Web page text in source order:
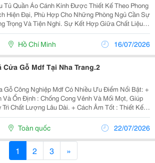
Tủ Quần Áo Cánh Kính Được Thiết Kế Theo Phong
Hiện Đại, Phù Hợp Cho Những Phòng Ngủ Cần Sự
Trọng Và Tiện Nghi. Sự Kết Hợp Giữa Chất Liệu
Nghiệp Mdf Phủ Melamine, Cánh Kính Khung
Và Hệ Đèn Led Giúp Tổng Thể Tủ Trở Nên Nổi...
Hồ Chí Minh 16/07/2026
Cửa Gỗ Mdf Tại Nha Trang.2
Gỗ Công Nghiệp Mdf Có Nhiều Ưu Điểm Nổi Bật: +
Và Ổn Định : Chống Cong Vênh Và Mối Mọt, Giúp
Chất Lượng Lâu Dài. + Cách Âm Tốt : Thiết Kế
Đặc Giúp Giảm Thiểu Tiếng Ồn, Mang Lại Không
Gian Yên Tĩnh Hơn. + Thẩm Mỹ Cao : Bề Mặt...
Toàn quốc 22/07/2026
1 2 3 »